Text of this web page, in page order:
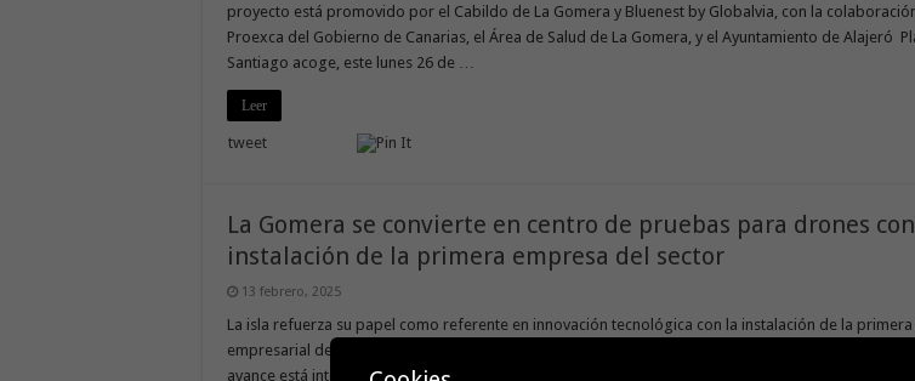
proyecto está promovido por el Cabildo de La Gomera y Bluenest by Globalvia, con la
Proexca del Gobierno de Canarias, el Área de Salud de La Gomera, y el Ayuntamiento de Alajeró
Santiago acoge, este lunes 26 de …
Leer
tweet
La Gomera se convierte en centro de pruebas para drones
instalación de la primera empresa del sector
13 febrero, 2025
La isla refuerza su papel como referente en innovación tecnológica con la instalación de la primera
empresarial del sector aeronáutico y aeroespacial que elige La Gomera para evaluar sus drones
avance está integrado en un programa de actuaciones para atraer inversiones de este tipo y